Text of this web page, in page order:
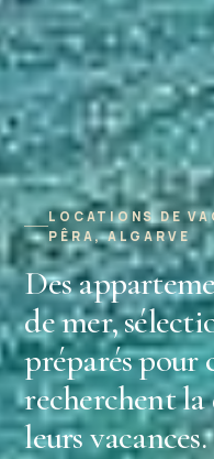
LOCATIONS DE
PÊRA, ALGARVE
Des
de mer,
préparés pour
recherchent
leurs vacances.